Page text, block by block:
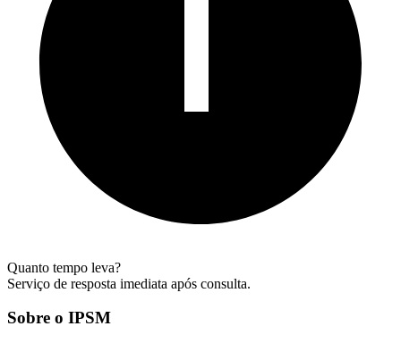
Quanto tempo leva?
Serviço de resposta imediata após consulta.
Sobre o IPSM